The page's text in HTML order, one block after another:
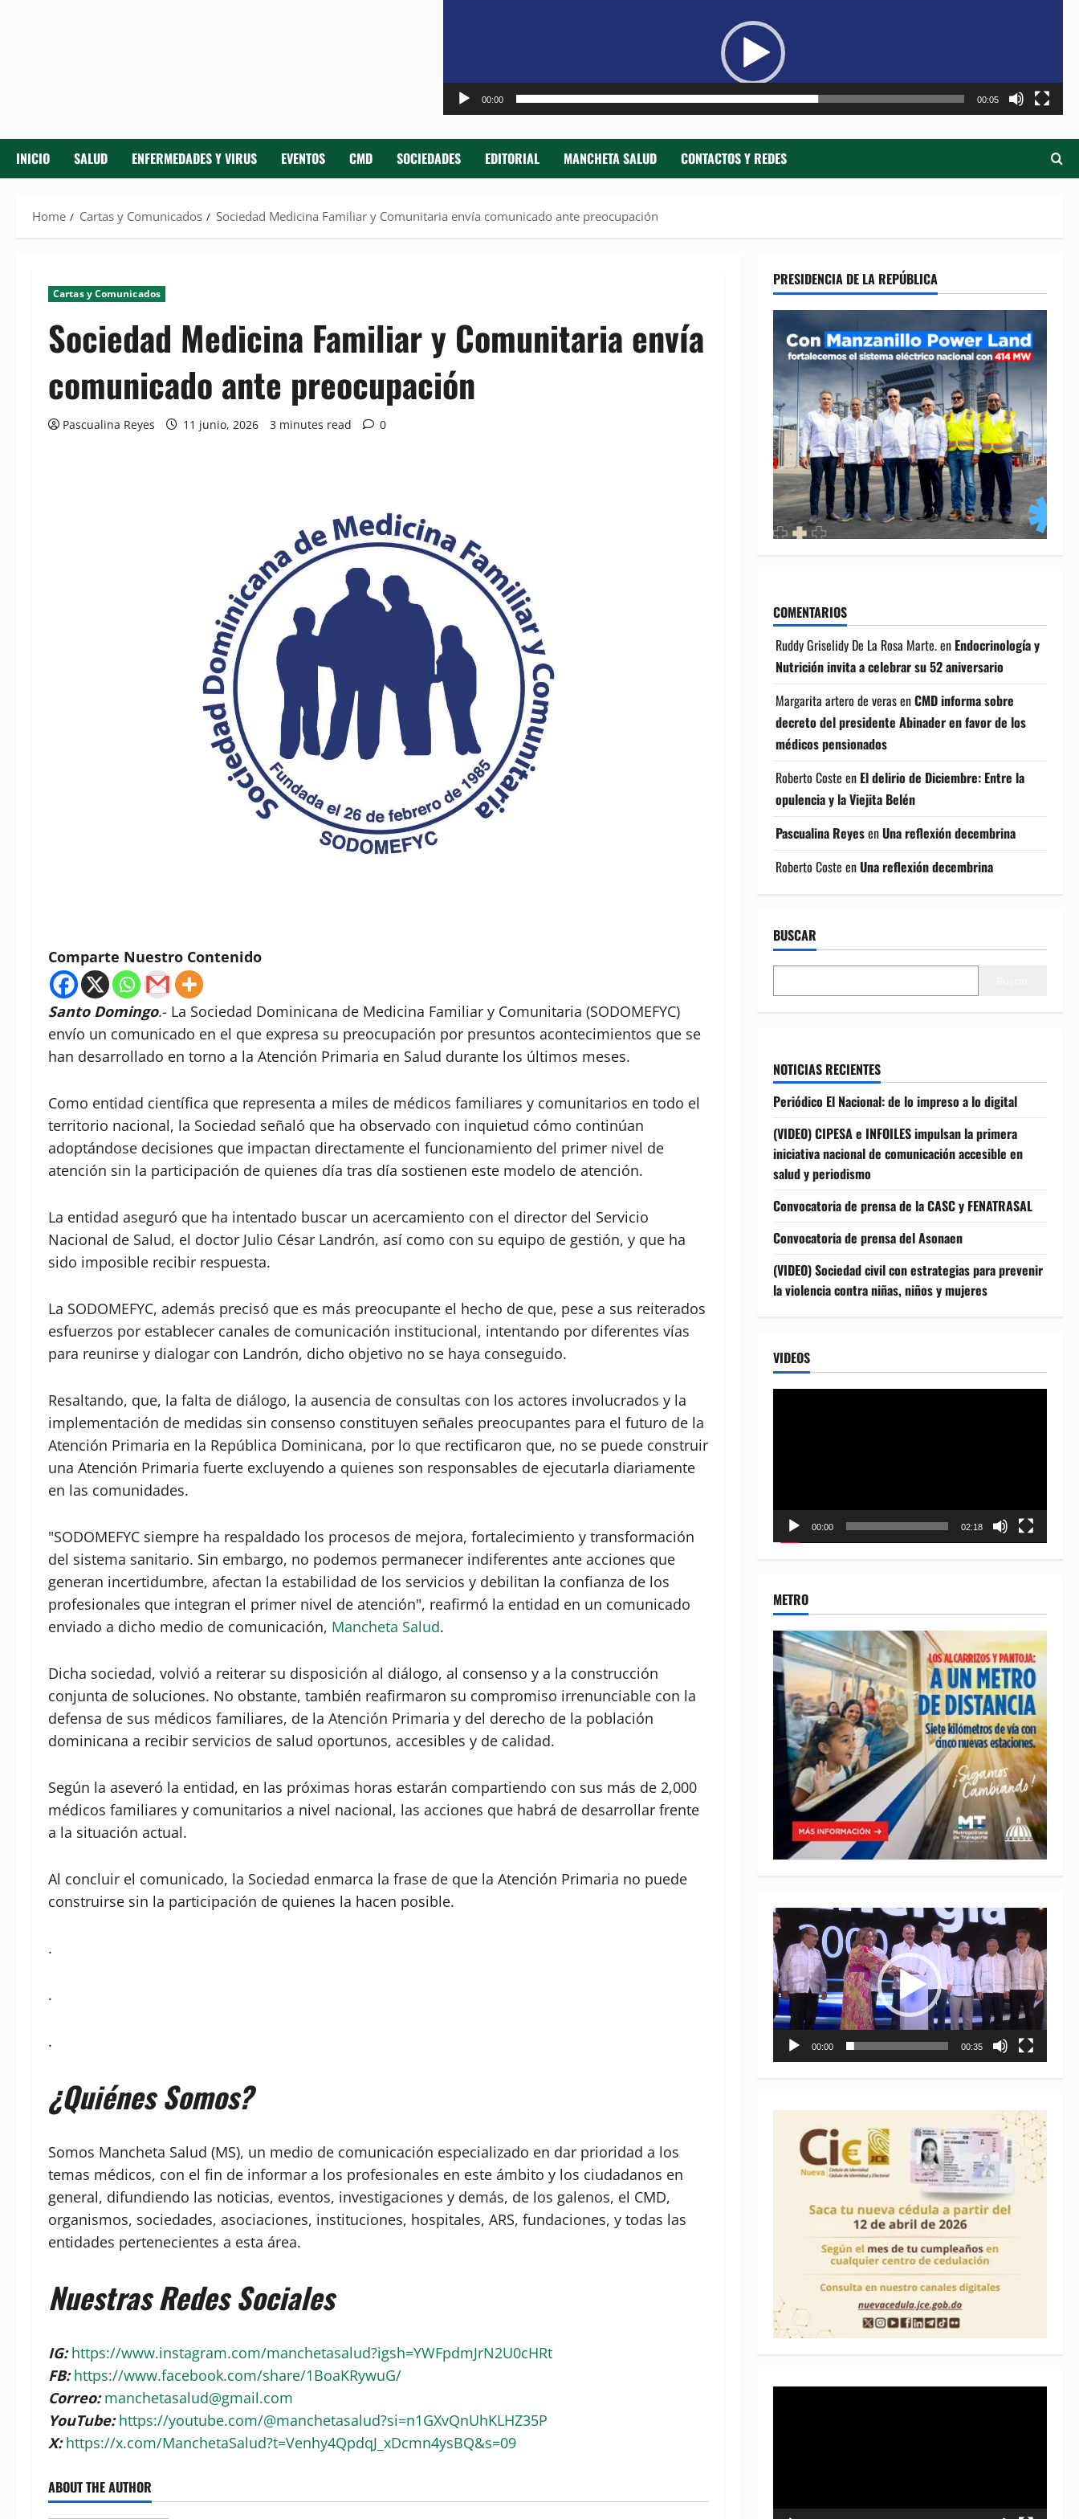
00:00 00:05
INICIO SALUD ENFERMEDADES Y VIRUS EVENTOS CMD SOCIEDADES EDITORIAL MANCHETA SALUD CONTACTOS Y REDES
Home Cartas y Comunicados Sociedad Medicina Familiar y Comunitaria envía comunicado ante preocupación
Cartas y Comunicados
Sociedad Medicina Familiar y Comunitaria envía
comunicado ante preocupación
Pascualina Reyes 11 junio, 2026 3 minutes read 0
Comparte Nuestro Contenido
Santo Domingo.- La Sociedad Dominicana de Medicina Familiar y Comunitaria (SODOMEFYC)
envío un comunicado en el que expresa su preocupación por presuntos acontecimientos que se
han desarrollado en torno a la Atención Primaria en Salud durante los últimos meses.
Como entidad científica que representa a miles de médicos familiares y comunitarios en todo el
territorio nacional, la Sociedad señaló que ha observado con inquietud cómo continúan
adoptándose decisiones que impactan directamente el funcionamiento del primer nivel de
atención sin la participación de quienes día tras día sostienen este modelo de atención.
La entidad aseguró que ha intentado buscar un acercamiento con el director del Servicio
Nacional de Salud, el doctor Julio César Landrón, así como con su equipo de gestión, y que ha
sido imposible recibir respuesta.
La SODOMEFYC, además precisó que es más preocupante el hecho de que, pese a sus reiterados
esfuerzos por establecer canales de comunicación institucional, intentando por diferentes vías
para reunirse y dialogar con Landrón, dicho objetivo no se haya conseguido.
Resaltando, que, la falta de diálogo, la ausencia de consultas con los actores involucrados y la
implementación de medidas sin consenso constituyen señales preocupantes para el futuro de la
Atención Primaria en la República Dominicana, por lo que rectificaron que, no se puede construir
una Atención Primaria fuerte excluyendo a quienes son responsables de ejecutarla diariamente
en las comunidades.
"SODOMEFYC siempre ha respaldado los procesos de mejora, fortalecimiento y transformación
del sistema sanitario. Sin embargo, no podemos permanecer indiferentes ante acciones que
generan incertidumbre, afectan la estabilidad de los servicios y debilitan la confianza de los
profesionales que integran el primer nivel de atención", reafirmó la entidad en un comunicado
enviado a dicho medio de comunicación, Mancheta Salud.
Dicha sociedad, volvió a reiterar su disposición al diálogo, al consenso y a la construcción
conjunta de soluciones. No obstante, también reafirmaron su compromiso irrenunciable con la
defensa de sus médicos familiares, de la Atención Primaria y del derecho de la población
dominicana a recibir servicios de salud oportunos, accesibles y de calidad.
Según la aseveró la entidad, en las próximas horas estarán compartiendo con sus más de 2,000
médicos familiares y comunitarios a nivel nacional, las acciones que habrá de desarrollar frente
a la situación actual.
Al concluir el comunicado, la Sociedad enmarca la frase de que la Atención Primaria no puede
construirse sin la participación de quienes la hacen posible.
.
.
.
¿Quiénes Somos?
Somos Mancheta Salud (MS), un medio de comunicación especializado en dar prioridad a los
temas médicos, con el fin de informar a los profesionales en este ámbito y los ciudadanos en
general, difundiendo las noticias, eventos, investigaciones y demás, de los galenos, el CMD,
organismos, sociedades, asociaciones, instituciones, hospitales, ARS, fundaciones, y todas las
entidades pertenecientes a esta área.
Nuestras Redes Sociales
IG:https://www.instagram.com/manchetasalud?igsh=YWFpdmJrN2U0cHRt
FB:https://www.facebook.com/share/1BoaKRywuG/
Correo:manchetasalud@gmail.com
YouTube: https://youtube.com/@manchetasalud?si=n1GXvQnUhKLHZ35P
X:https://x.com/ManchetaSalud?t=Venhy4QpdqJ_xDcmn4ysBQ&s=09
ABOUT THE AUTHOR
PRESIDENCIA DE LA REPÚBLICA
COMENTARIOS
Ruddy Griselidy De La Rosa Marte.en Endocrinología y
Nutrición invita a celebrar su 52 aniversario
Margarita artero de verasenCMD informa sobre
decreto del presidente Abinader en favor de los
médicos pensionados
Roberto Coste en El delirio de Diciembre: Entre la
opulencia y la Viejita Belén
Pascualina ReyesenUna reflexión decembrina
Roberto Coste enUna reflexión decembrina
BUSCAR
NOTICIAS RECIENTES
Periódico El Nacional: de lo impreso a lo digital
(VIDEO) CIPESA e INFOILES impulsan la primera
iniciativa nacional de comunicación accesible en
salud y periodismo
Convocatoria de prensa de la CASC y FENATRASAL
Convocatoria de prensa del Asonaen
(VIDEO) Sociedad civil con estrategias para prevenir
la violencia contra niñas, niños y mujeres
VIDEOS
00:00 02:18
METRO
Reproductor
de
vídeo
00:00 00:35